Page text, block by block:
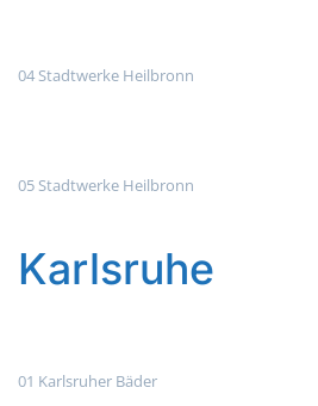
04 Stadtwerke Heilbronn
05 Stadtwerke Heilbronn
Karlsruhe
01 Karlsruher Bäder